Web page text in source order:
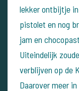
lekker ontbijtje
pistolet en nog
jam en
Uiteindelijk
verblijven op de
Daarover meer